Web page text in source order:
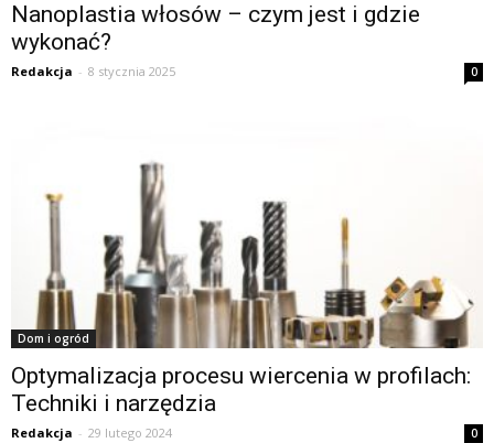
Nanoplastia włosów – czym jest i gdzie
wykonać?
Redakcja - 8 stycznia 2025 0
Dom i ogród
Optymalizacja procesu wiercenia w profilach:
Techniki i narzędzia
Redakcja - 29 lutego 2024 0